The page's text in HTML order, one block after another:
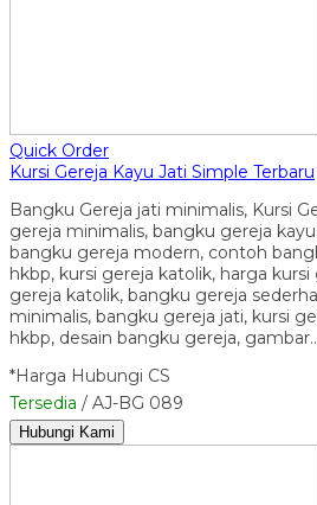
Quick Order
Kursi Gereja Kayu Jati Simple Terbaru
Bangku Gereja jati minimalis, Kursi
gereja minimalis, bangku gereja
bangku gereja modern, contoh
hkbp, kursi gereja katolik, harga kursi
gereja katolik, bangku gereja
minimalis, bangku gereja jati, kursi
hkbp, desain bangku gereja,
*Harga Hubungi CS
Tersedia / AJ-BG 089
Hubungi Kami